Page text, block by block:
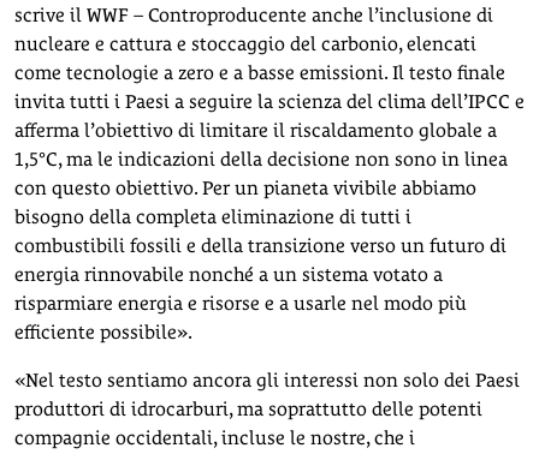
scrive il WWF – Controproducente anche l’inclusione di
nucleare e cattura e stoccaggio del carbonio, elencati
come tecnologie a zero e a basse emissioni. Il testo finale
invita tutti i Paesi a seguire la scienza del clima dell’IPCC e
afferma l’obiettivo di limitare il riscaldamento globale a
1,5°C, ma le indicazioni della decisione non sono in linea
con questo obiettivo. Per un pianeta vivibile abbiamo
bisogno della completa eliminazione di tutti i
combustibili fossili e della transizione verso un futuro di
energia rinnovabile nonché a un sistema votato a
risparmiare energia e risorse e a usarle nel modo più
efficiente possibile».
«Nel testo sentiamo ancora gli interessi non solo dei Paesi
produttori di idrocarburi, ma soprattutto delle potenti
compagnie occidentali, incluse le nostre, che i